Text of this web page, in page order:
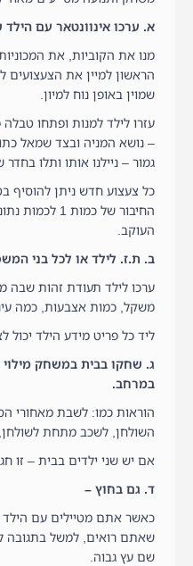
א. ערכו אינוונטאר עם הילד
מנו את הקוביות, את
הראשון למיין את הצעצועים
שמוין באופן נוח למיון.
עזרו לילד למנות ופתחו
– נושא המניה ובצד שמאל
גמור – ניילנו אותו ותלו בחדר
כל צעצוע חדש ניתן להוסיף
החיבור של
העוקב.
ב. ת.ז. לילד או לכל בני
ערכו לילד תעודת זהות שבה
משקל, כמות אצבעות, כמה
ליד כל פריט מידע הילד יכול
ג. שחקו בבית במשחק מילוי
במרחב.
הוראות כמו: לשבת מאחורי
השולחן, לשכב מתחת
אם יש שני ילדים בבית – זו
ד. גם בחוץ –
כאשר אתם מטיילים עם הילד
שאתם רואים, למשל בתגובה
שם עץ גבוה.